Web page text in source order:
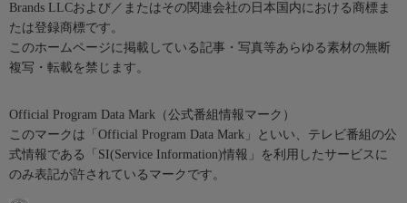
Brands LLCおよび／またはその関連会社の日本国内における商標ま
たは登録商標です。
このホームページに掲載している記事・写真等あらゆる素材の無断
複写・転載を禁じます。
Official Program Data Mark（公式番組情報マーク）
このマークは「Official Program Data Mark」といい、テレビ番組の公
式情報である「SI(Service Information)情報」を利用したサービスに
のみ表記が許されているマークです。